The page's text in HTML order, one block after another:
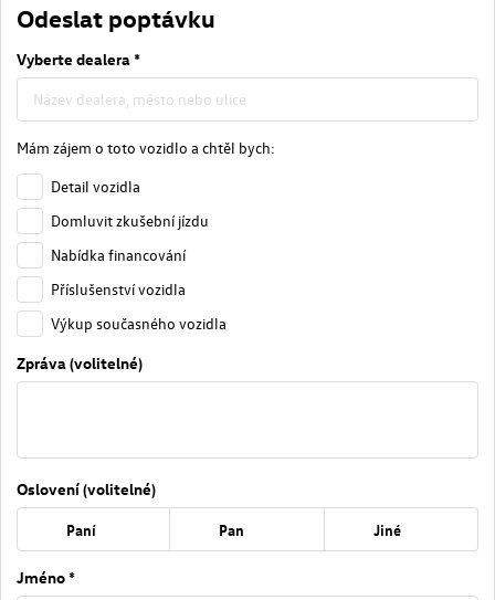
Odeslat poptávku
Vyberte dealera *
Mám zájem o toto vozidlo a chtěl bych:
Detail vozidla
Domluvit zkušební jízdu
Nabídka financování
Příslušenství vozidla
Výkup současného vozidla
Zpráva (volitelné)
Oslovení (volitelné)
Paní Pan Jiné
Jméno *